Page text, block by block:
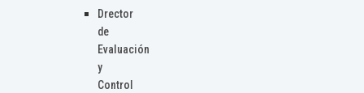
Drector
de
Evaluación
y
Control